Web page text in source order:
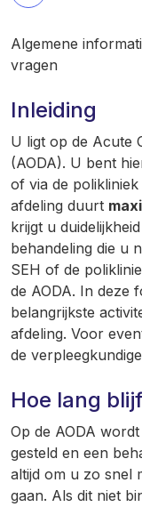
Algemene
vragen
Inleiding
U ligt op de Acute
(AODA). U bent
of via de
afdeling duurt
krijgt u
behandeling die u
SEH of de
de AODA. In deze
belangrijkste
afdeling. Voor
de
Hoe lang
Op de AODA
gesteld en een
altijd om u zo snel
gaan. Als dit niet